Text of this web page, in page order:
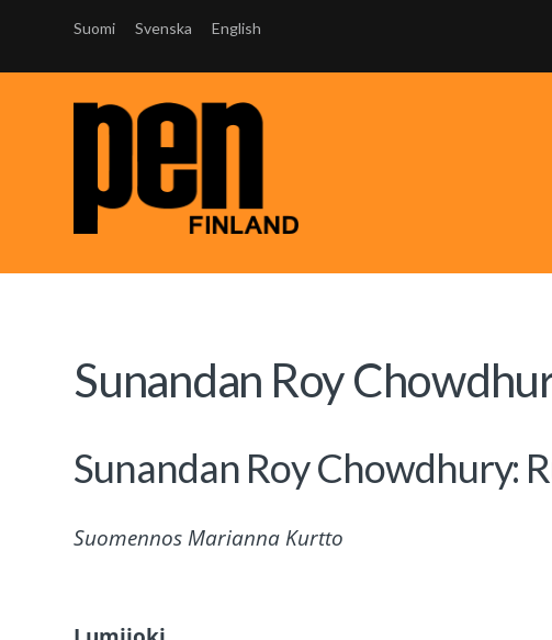
Suomi Svenska English
Sunandan Roy
Sunandan Roy Chowdhury:
Suomennos Marianna Kurtto